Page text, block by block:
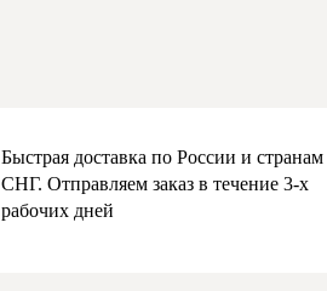
Быстрая доставка по России и странам
СНГ. Отправляем заказ в течение 3-х
рабочих дней